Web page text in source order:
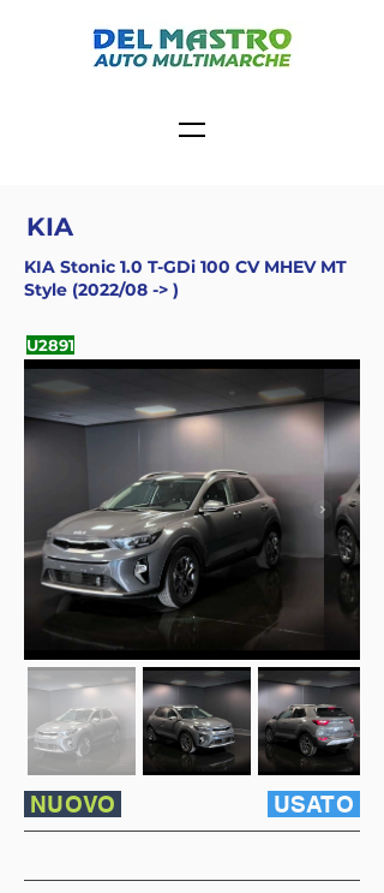
KIA
KIA Stonic 1.0 T-GDi 100 CV MHEV MT
Style (2022/08 -> )
U2891
NUOVO USATO